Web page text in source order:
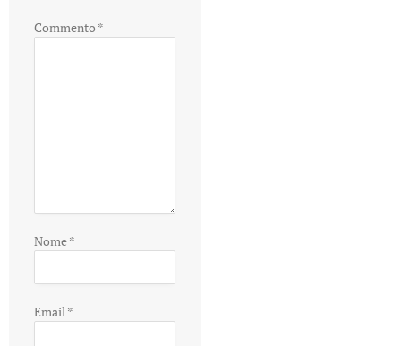
Commento *
Nome*
Email*